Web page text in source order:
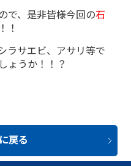
で、是非皆様今回の石
！
ラサエビ、アサリ等で
ょうか！！？
戻る